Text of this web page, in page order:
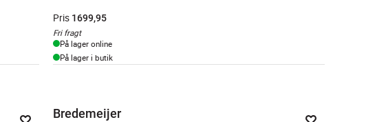
Pris 1699,95
Fri fragt
På lager online
På lager i butik
Bredemeijer